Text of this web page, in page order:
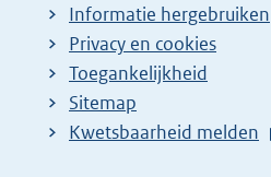
Informatie hergebruiken
Privacy en cookies
Toegankelijkheid
Sitemap
E
Kwetsbaarheid melden